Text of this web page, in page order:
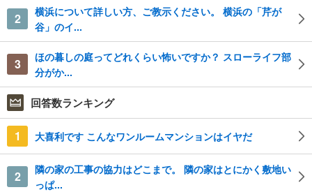
2
横浜について詳しい方、ご教示ください。 横浜の「芹が
谷」のイ...
3
ほの暮しの庭ってどれくらい怖いですか？ スローライフ部
分がか...
回答数ランキング
1 大喜利です こんなワンルームマンションはイヤだ
2
隣の家の工事の協力はどこまで。 隣の家はとにかく敷地い
っぱ...